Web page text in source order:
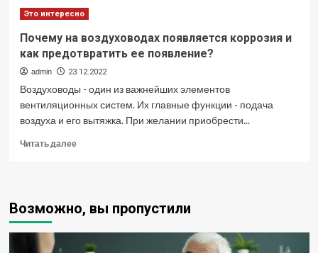
купить
рыбу
палтус
Спб
Это интересно
Почему на воздуховодах появляется коррозия и
как предотвратить ее появление?
admin 23.12.2022
Воздуховоды - один из важнейших элементов
вентиляционных систем. Их главные функции - подача
воздуха и его вытяжка. При желании приобрести...
Читать далееПрочитать
воздуховодах
коррозия
Возможно, вы пропустили